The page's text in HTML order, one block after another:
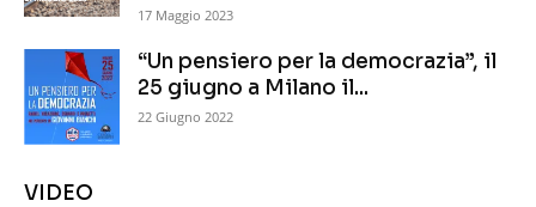
17 Maggio 2023
“Un pensiero per la democrazia”, il
25 giugno a Milano il...
22 Giugno 2022
VIDEO